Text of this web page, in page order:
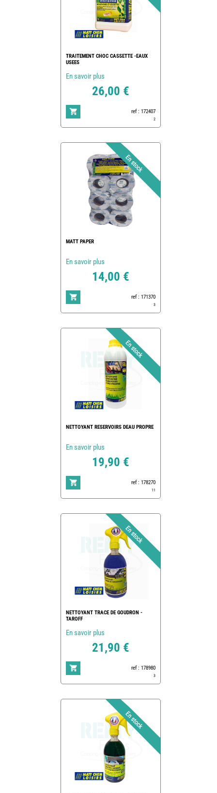
TRAITEMENT CHOC CASSETTE -EAUX
USEES
En savoir plus
26,00 €
ref : 172407
2
MATT PAPER
En savoir plus
14,00 €
ref : 171370
3
NETTOYANT RESERVOIRS DEAU PROPRE
En savoir plus
19,90 €
ref : 178270
11
NETTOYANT TRACE DE GOUDRON -
TAROFF
En savoir plus
21,90 €
ref : 178980
3